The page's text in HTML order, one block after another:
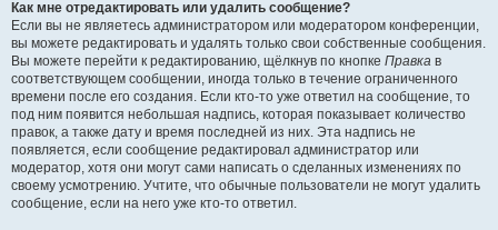
Как мне отредактировать или удалить сообщение?
Если вы не являетесь администратором или модератором конференции,
вы можете редактировать и удалять только свои собственные сообщения.
Вы можете перейти к редактированию, щёлкнув по кнопке Правка в
соответствующем сообщении, иногда только в течение ограниченного
времени после его создания. Если кто-то уже ответил на сообщение, то
под ним появится небольшая надпись, которая показывает количество
правок, а также дату и время последней из них. Эта надпись не
появляется, если сообщение редактировал администратор или
модератор, хотя они могут сами написать о сделанных изменениях по
своему усмотрению. Учтите, что обычные пользователи не могут удалить
сообщение, если на него уже кто-то ответил.